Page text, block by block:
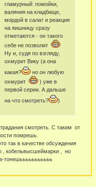
гламурный: помойки,
валяния на кладбище,
мордой в салат и реакция
на яишницу сразу
отметаются - он такого
себе не позволит
Ну и, судя по взгляду,
охмурит Вику (а она
какая?
но он любую
охмурит
) уже в
первой серии. А дальше
на что смотреть?
)
смотреть. С таким от
помрешь.
так в качестве обсуждения
, кобельвысшеймарки , но
тонешььььььььььь